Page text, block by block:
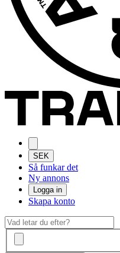
SEK
Så funkar det
Ny annons
Logga in
Skapa konto